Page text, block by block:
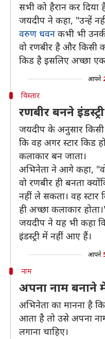
सभी को हैरान कर दिया
जयदीप ने कहा, "उन्हें
वरुण धवन कभी भी
वो रणबीर है और किसी
किड है इसलिए अच्छा
आपने
विस्तार
रणबीर बनने
जयदीप के अनुसार
कि वह अगर स्टार किड
कलाकार बन जाता।
अभिनेता ने आगे कहा,
वो रणबीर ही बनता
नहीं ले सकता। वह स्टार
ही अच्छा कलाकार
जयदीप ने यह भी कहा
इंडस्ट्री में नहीं आए हैं।
आपने
नाम
अपना नाम बनाने
अभिनेता का मानना है
आता है तो उसे अपना
लगाना चाहिए।